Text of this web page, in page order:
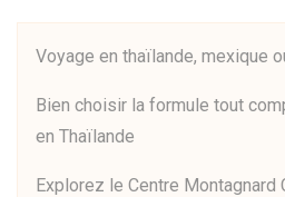
Voyage en thaïlande, mexique
Bien choisir la formule tout
en Thaïlande
Explorez le Centre Montagnard